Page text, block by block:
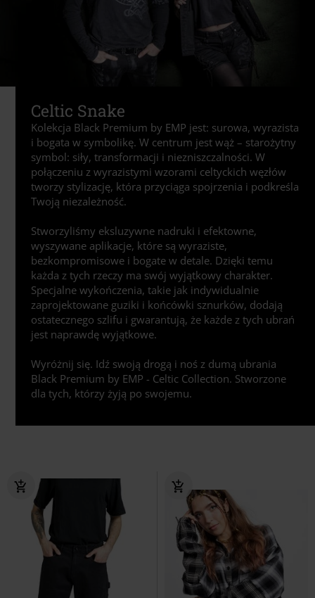
Celtic Snake
Kolekcja Black Premium by EMP jest: surowa, wyrazista
i bogata w symbolikę. W centrum jest wąż – starożytny
symbol: siły, transformacji i niezniszczalności. W
połączeniu z wyrazistymi wzorami celtyckich węzłów
tworzy stylizację, która przyciąga spojrzenia i podkreśla
Twoją niezależność.
Stworzyliśmy eksluzywne nadruki i efektowne,
wyszywane aplikacje, które są wyraziste,
bezkompromisowe i bogate w detale. Dzięki temu
każda z tych rzeczy ma swój wyjątkowy charakter.
Specjalne wykończenia, takie jak indywidualnie
zaprojektowane guziki i końcówki sznurków, dodają
ostatecznego szlifu i gwarantują, że każde z tych ubrań
jest naprawdę wyjątkowe.
Wyróżnij się. Idź swoją drogą i noś z dumą ubrania
Black Premium by EMP - Celtic Collection. Stworzone
dla tych, którzy żyją po swojemu.